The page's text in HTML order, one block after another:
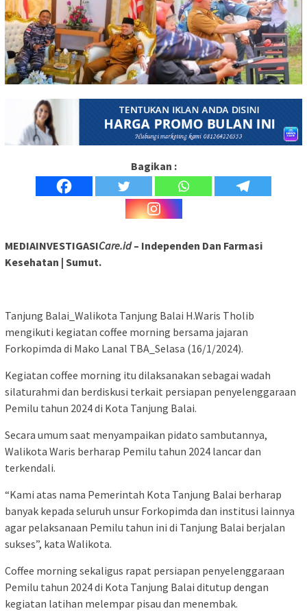
Bagikan :
MEDIAINVESTIGASICare.id– Independen Dan Farmasi
Kesehatan | Sumut.
Tanjung Balai_Walikota Tanjung Balai H.Waris Tholib
mengikuti kegiatan coffee morning bersama jajaran
Forkopimda di Mako Lanal TBA_Selasa (16/1/2024).
Kegiatan coffee morning itu dilaksanakan sebagai wadah
silaturahmi dan berdiskusi terkait persiapan penyelenggaraan
Pemilu tahun 2024 di Kota Tanjung Balai.
Secara umum saat menyampaikan pidato sambutannya,
Walikota Waris berharap Pemilu tahun 2024 lancar dan
terkendali.
“Kami atas nama Pemerintah Kota Tanjung Balai berharap
banyak kepada seluruh unsur Forkopimda dan institusi lainnya
agar pelaksanaan Pemilu tahun ini di Tanjung Balai berjalan
sukses”, kata Walikota.
Coffee morning sekaligus rapat persiapan penyelenggaraan
Pemilu tahun 2024 di Kota Tanjung Balai ditutup dengan
kegiatan latihan melempar pisau dan menembak.